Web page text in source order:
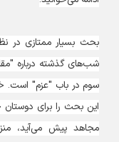
بحث بسیار ممتازی در
شب‌های گذشته درباره
سوم در باب "عزم" است.
این بحث را برای دوستان
مجاهد پیش می‌آید،